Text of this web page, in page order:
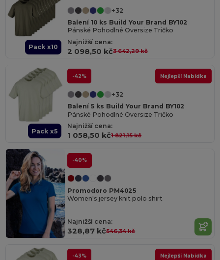
Pack x10
+32
Balení 10 ks Build Your Brand BY102
Pánské Pohodlné Oversize Tričko
Najnižší cena:
2 098,50 kč3 642,29 kč
Pack x5
-42% Nejlepší Nabídka
+32
Balení 5 ks Build Your Brand BY102
Pánské Pohodlné Oversize Tričko
Najnižší cena:
1 058,50 kč1 821,15 kč
-40%
Promodoro PM4025
Women's jersey knit polo shirt
Najnižší cena:
328,87 kč546,34 kč
-43% Nejlepší Nabídka